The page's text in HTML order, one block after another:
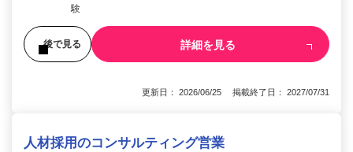
験
後で見る 詳細を見る
更新日： 2026/06/25 掲載終了日： 2027/07/31
人材採用のコンサルティング営業